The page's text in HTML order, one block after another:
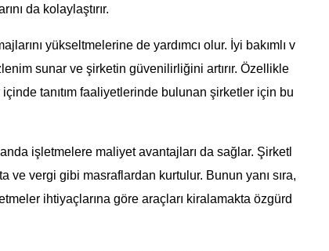
da kolaylaştırır.
yükseltmelerine de yardımcı olur. İyi bakımlı v
sunar ve şirketin güvenilirliğini artırır. Özellikle
tanıtım faaliyetlerinde bulunan şirketler için bu
işletmelere maliyet avantajları da sağlar. Şirketl
ve vergi gibi masraflardan kurtulur. Bunun yanı sıra,
ihtiyaçlarına göre araçları kiralamakta özgürd